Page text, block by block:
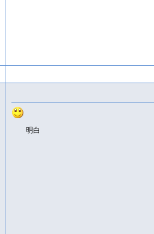
明白